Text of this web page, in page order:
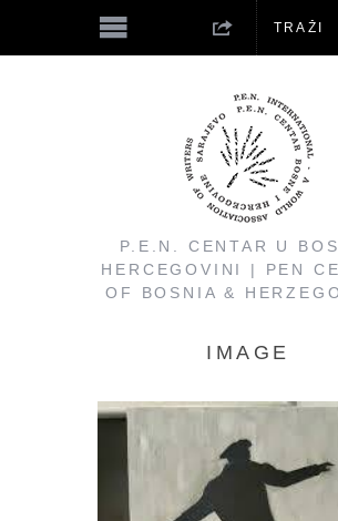
P.E.N. CENTAR U
HERCEGOVINI | PEN
OF BOSNIA &
IMAGE